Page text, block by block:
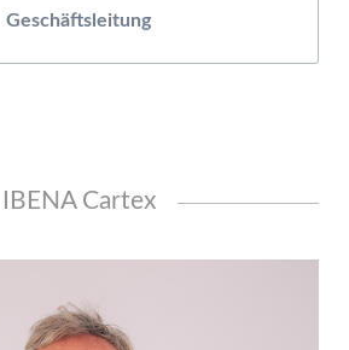
Geschäftsleitung
IBENA Cartex